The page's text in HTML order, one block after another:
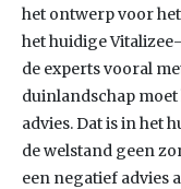
het ontwerp voor
het huidige
de experts vooral
duinlandschap moet
advies. Dat is in het
de welstand geen
een negatief advies